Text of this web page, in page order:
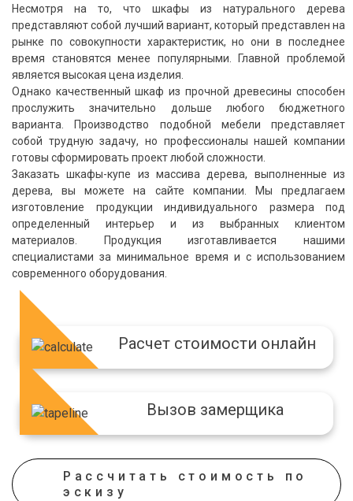
Несмотря на то, что шкафы из натурального дерева
представляют собой лучший вариант, который представлен на
рынке по совокупности характеристик, но они в последнее
время становятся менее популярными. Главной проблемой
является высокая цена изделия.
Однако качественный шкаф из прочной древесины способен
прослужить значительно дольше любого бюджетного
варианта. Производство подобной мебели представляет
собой трудную задачу, но профессионалы нашей компании
готовы сформировать проект любой сложности.
Заказать шкафы-купе из массива дерева, выполненные из
дерева, вы можете на сайте компании. Мы предлагаем
изготовление продукции индивидуального размера под
определенный интерьер и из выбранных клиентом
материалов. Продукция изготавливается нашими
специалистами за минимальное время и с использованием
современного оборудования.
Расчет стоимости онлайн
Вызов замерщика
Рассчитать стоимость по
эскизу
П-образная
Угловая
С островом
Высота 1
Высота 2
Ширина по длинной стороне
Глубина
Ширина по длинной стороне
Глубина
Ширина острова
Глубина
Ширина 2
Глубина
Ширина 2
Глубина
МДФ пленка
МДФ пленка с фрезеровкой
МДФ пленка патина
Классика
Прованс
Нужен совет дизайнера
Вытяжка
Микроволновая печь
Посудомоечная машина
Встроенный шкаф
Угловой шкаф
Корпусный шкаф
Классика
Прованс
Лофт
Зеркало
Пластик
Пескоструйный рисунок
Выдвижные корзины
Штанги-перекладины
Вешалки для брюк